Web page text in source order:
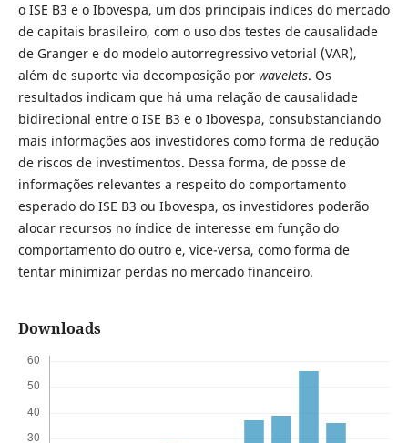
o ISE B3 e o Ibovespa, um dos principais índices do mercado
de capitais brasileiro, com o uso dos testes de causalidade
de Granger e do modelo autorregressivo vetorial (VAR),
além de suporte via decomposição por wavelets. Os
resultados indicam que há uma relação de causalidade
bidirecional entre o ISE B3 e o Ibovespa, consubstanciando
mais informações aos investidores como forma de redução
de riscos de investimentos. Dessa forma, de posse de
informações relevantes a respeito do comportamento
esperado do ISE B3 ou Ibovespa, os investidores poderão
alocar recursos no índice de interesse em função do
comportamento do outro e, vice-versa, como forma de
tentar minimizar perdas no mercado financeiro.
Downloads